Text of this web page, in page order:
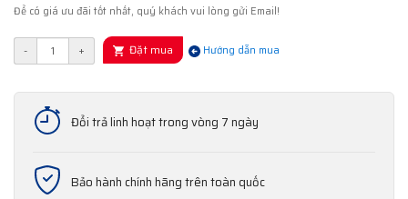
Để có giá ưu đãi tốt nhất, quý khách vui lòng gửi Email!
- + Đặt mua Hướng dẫn mua
Đổi trả linh hoạt trong vòng 7 ngày
Bảo hành chính hãng trên toàn quốc